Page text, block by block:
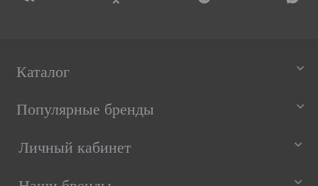
Каталог
Популярные бренды
Личный кабинет